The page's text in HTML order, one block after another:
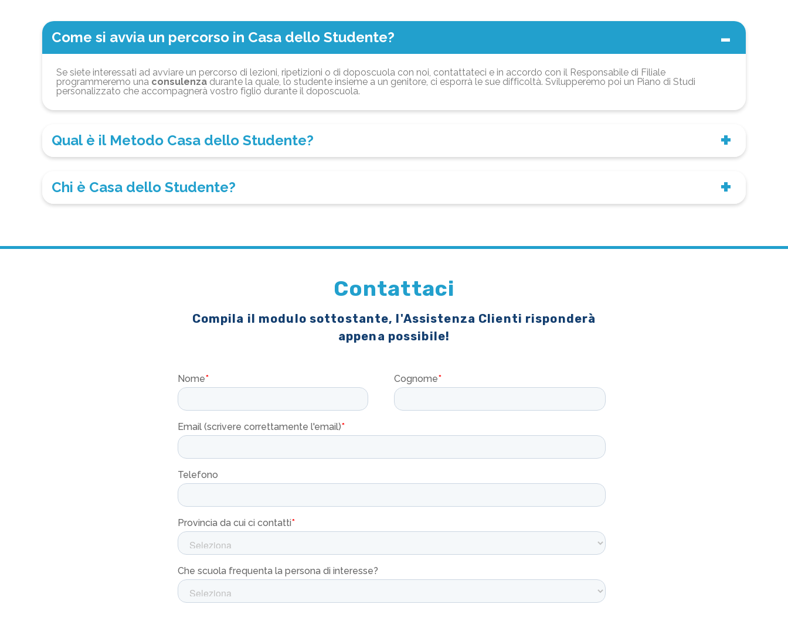
Come si avvia un percorso in Casa dello Studente?
Se siete interessati ad avviare un percorso di lezioni, ripetizioni o di doposcuola con noi, contattateci e in accordo con il Responsabile di Filiale
programmeremo una consulenza durante la quale, lo studente insieme a un genitore, ci esporrà le sue difficoltà. Svilupperemo poi un Piano di Studi
personalizzato che accompagnerà vostro figlio durante il doposcuola.
Qual è il Metodo Casa dello Studente?
Chi è Casa dello Studente?
Contattaci
Compila il modulo sottostante, l'Assistenza Clienti risponderà
appena possibile!